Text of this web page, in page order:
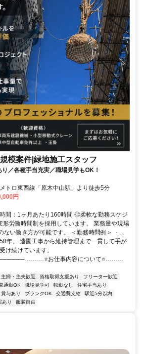
模案件|緑地施工スタッフ
／各種手当充実／職場見学もOK！
トロ東西線「原木中山駅」より徒歩5分
円
間：1ヶ月あたり160時間 ◎柔軟な勤務スケジ
形労働時間制を採用しています。 業務量や現場
ない働き方が可能です。 ＜勤務時間例＞ ・...
年。 造園工事から維持管理まで一貫して手が
け続けています。
………⭐お仕事内容について⭐………
主婦・主夫歓迎 資格取得支援あり
フリーター歓迎
通勤OK 職場見学可 転勤なし
住宅手当あり
賞与あり ブランクOK 交通費支給
駅近5分以内
あり 服装自由